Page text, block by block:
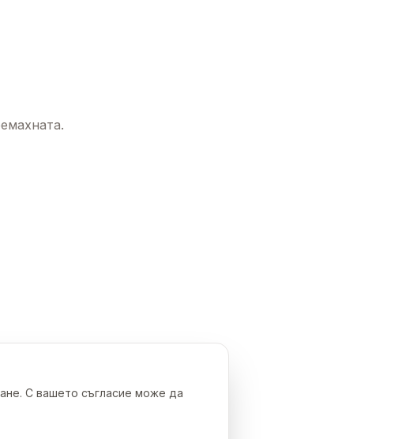
С вашето съгласие може да